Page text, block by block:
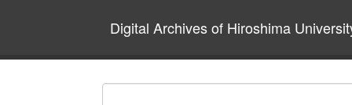
Digital Archives of Hiroshima